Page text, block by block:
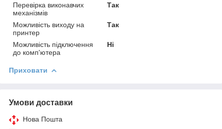
Перевірка виконавчих
механізмів
Так
Можливість виходу на
принтер
Так
Можливість підключення
до комп'ютера
Ні
Приховати
Умови доставки
Нова Пошта